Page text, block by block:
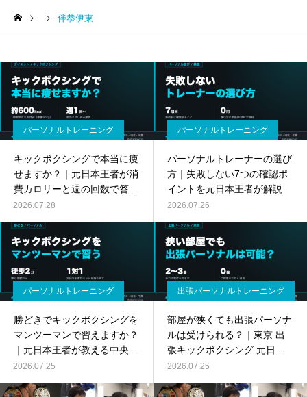
ング
キックボクシングで本当に
が消費カロリーと週の回数
で答えます
認ポイントを元日本王
解説
伴恭伊東
パーソナルトレーニング
キックボクシングで本当に痩
せますか？｜元日本王者が消
費カロリーと週の回数で答え
ます
2026.07.28
パーソナルトレーニング
パーソナルトレーナーの選び
方｜失敗しない7つの確認ポ
イントを元日本王者が解説
2026.07.26
パーソナルトレーニング
勝どきでキックボクシングを
マンツーマンで習えますか？
｜元日本王者が教える中央区
のパーソナル
2026.07.25
出張パーソナルトレーニング
部屋が狭くても出張パーソナ
ルは受けられる？｜東京 出
張キックボクシング 元日本
王者
2026.07.25